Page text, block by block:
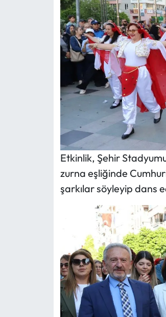
Etkinlik, Şehir
zurna eşliğinde
şarkılar söyleyip dans